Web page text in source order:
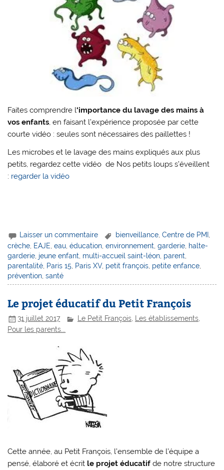
Faites comprendre l‘importance du lavage des mains à
vos enfants, en faisant l’expérience proposée par cette
courte vidéo : seules sont nécessaires des paillettes !
Les microbes et le lavage des mains expliqués aux plus
petits, regardez cette vidéo de Nos petits loups s’éveillent
: regarder la vidéo
Laisser un commentaire bienveillance,Centre de PMI ,
crèche EAJE ,eau ,éducation ,environnement ,garderie halte-
garderie jeune enfant multi-accueil saint-léon parent
parentalité Paris 15 Paris XV, petit françois petite enfance
prévention ,santé
Le projet éducatif du Petit François
31 juillet 2017 Le Petit François, Les établissements,
Pour les parents...
Cette année, au Petit François, l’ensemble de l’équipe a
pensé, élaboré et écrit le projet éducatif de notre structure